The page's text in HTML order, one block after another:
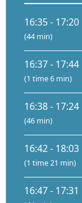
16:35 - 17:20
(44 min)
16:37 - 17:44
(1 time 6 min)
16:38 - 17:24
(46 min)
16:42 - 18:03
(1 time 21 min)
16:47 - 17:31